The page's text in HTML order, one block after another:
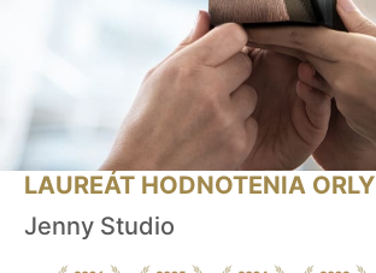
LAUREÁT HODNOTENIA ORLY
Jenny Studio